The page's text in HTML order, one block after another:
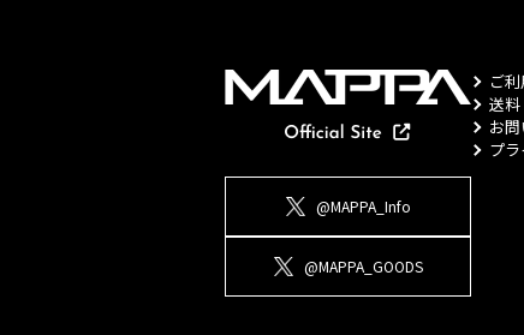
@MAPPA_Info
@MAPPA_GOODS
ご
送
お
プ